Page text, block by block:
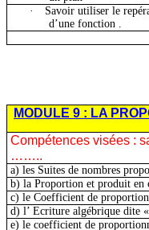
·
Savoir utiliser le
d’une fonction .
MODULE 9 : LA
Compétences visées :
……..
a) les Suites de nombres
b) la Proportion et produit en
c) le Coefficient de
d) l’ Ecriture algébrique dite
e) le coefficient de